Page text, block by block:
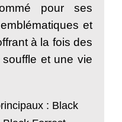
pour ses
et
à la fois des
et une vie
: Black